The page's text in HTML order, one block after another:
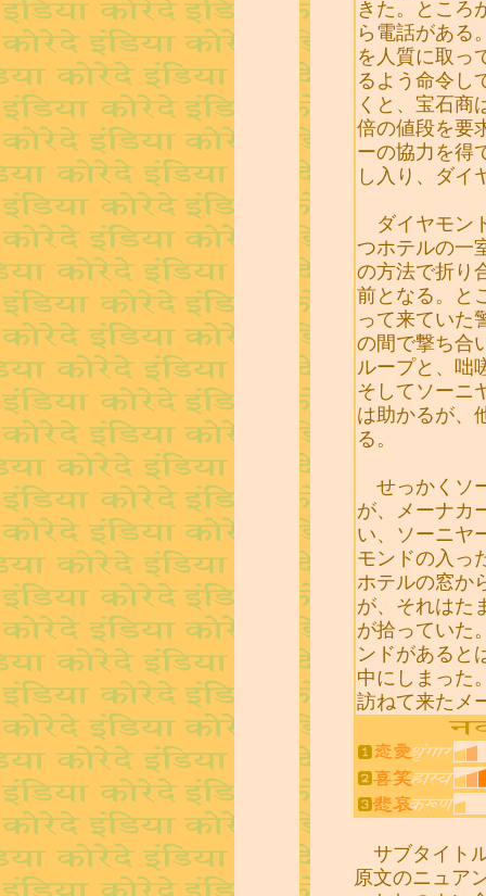
きた。ところ
ら電話がある
を人質に取っ
るよう命令し
くと、宝石商
倍の値段を要
ーの協力を得
し入り、ダイ
ダイヤモン
つホテルの一
の方法で折り
前となる。と
って来ていた
の間で撃ち合
ループと、咄
そしてソーニ
は助かるが、
る。
せっかくソ
が、メーナカ
い、ソーニヤ
モンドの入っ
ホテルの窓か
が、それはた
が拾っていた
ンドがあると
中にしまった
訪ねて来たメ
サブタイト
原文のニュア